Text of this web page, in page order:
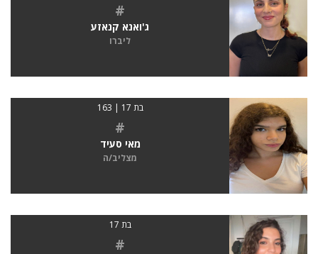
#
ג'ואנא קנאזע
ליברו
בת 17 | 163
#
מאי סעיד
מצליב/ה
בת 17
#